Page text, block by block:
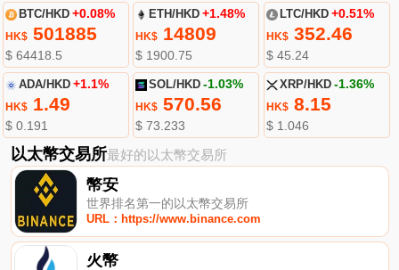
BTC/HKD +0.08%
HK$501885
$ 64418.5
ETH/HKD +1.48%
HK$ 14809
$ 1900.75
LTC/HKD +0.51%
HK$352.46
$ 45.24
ADA/HKD +1.1%
HK$1.49
$ 0.191
SOL/HKD -1.03%
HK$ 570.56
$ 73.233
XRP/HKD -1.36%
HK$8.15
$ 1.046
以太幣交易所最好的以太幣交易所
幣安
世界排名第一的以太幣交易所
URL：https://www.binance.com
火幣